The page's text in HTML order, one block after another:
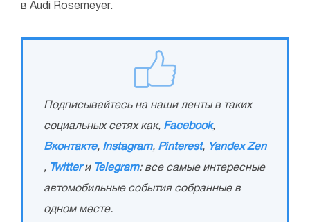
в Audi Rosemeyer.
Подписывайтесь на наши ленты в таких
социальных сетях как, Facebook,
Вконтакте, Instagram, Pinterest, Yandex Zen
, Twitterи Telegram: все самые интересные
автомобильные события собранные в
одном месте.